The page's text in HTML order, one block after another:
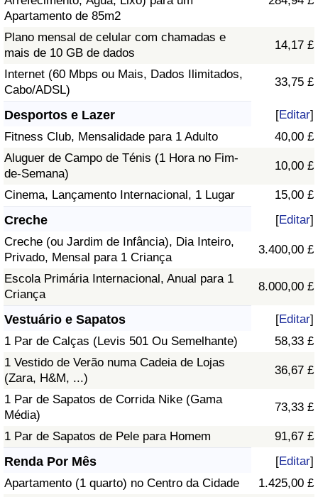
Apartamento de 85m2
Plano mensal de celular com chamadas e
mais de 10 GB de dados
14,17 £
Internet (60 Mbps ou Mais, Dados Ilimitados,
Cabo/ADSL)
33,75 £
Desportos e Lazer [Editar]
Fitness Club, Mensalidade para 1 Adulto
40,00 £
Aluguer de Campo de Ténis (1 Hora no Fim-
de-Semana)
10,00 £
Cinema, Lançamento Internacional, 1 Lugar 15,00 £
Creche [Editar]
Creche (ou Jardim de Infância), Dia Inteiro,
Privado, Mensal para 1 Criança
3.400,00 £
Escola Primária Internacional, Anual para 1
Criança
8.000,00 £
Vestuário e Sapatos [Editar]
1 Par de Calças (Levis 501 Ou Semelhante)
58,33 £
1 Vestido de Verão numa Cadeia de Lojas
(Zara, H&M, ...)
36,67 £
1 Par de Sapatos de Corrida Nike (Gama
Média)
73,33 £
1 Par de Sapatos de Pele para Homem 91,67 £
Renda Por Mês [Editar]
Apartamento (1 quarto) no Centro da Cidade
1.425,00 £